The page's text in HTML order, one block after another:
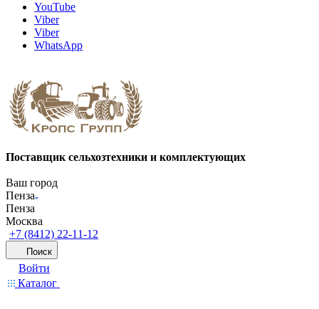
YouTube
Viber
Viber
WhatsApp
Поставщик сельхозтехники и комплектующих
Ваш город
Пенза
Пенза
Москва
+7 (8412) 22-11-12
Поиск
Войти
Каталог